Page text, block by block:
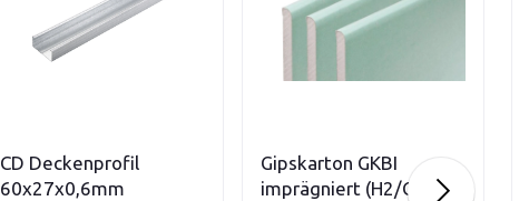
Variationen anzeigen
CD Deckenprofil
60x27x0,6mm
In den Warenkorb
Gipskarton GKBI
imprägniert (H2/GKBI)